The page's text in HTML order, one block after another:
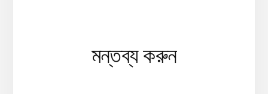
Interactions
মন্তব্য করুন